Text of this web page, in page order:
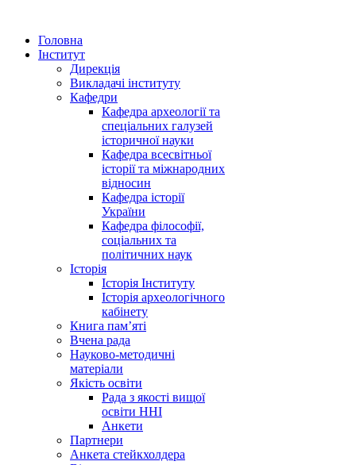
Головна
Інститут
Дирекція
Викладачі інституту
Кафедри
Кафедра археології та
спеціальних галузей
історичної науки
Кафедра всесвітньої
історії та міжнародних
відносин
Кафедра історії
України
Кафедра філософії,
соціальних та
політичних наук
Історія
Історія Інституту
Історія археологічного
кабінету
Книга памʼяті
Вчена рада
Науково-методичні
матеріали
Якість освіти
Рада з якості вищої
освіти ННІ
Анкети
Партнери
Анкета стейкхолдера